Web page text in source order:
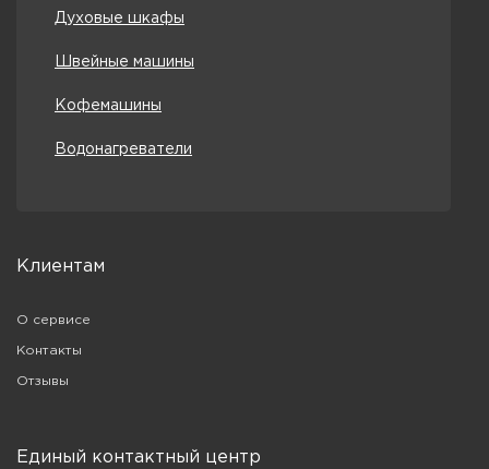
Духовые шкафы
Швейные машины
Кофемашины
Водонагреватели
Клиентам
О сервисе
Контакты
Отзывы
Единый контактный центр